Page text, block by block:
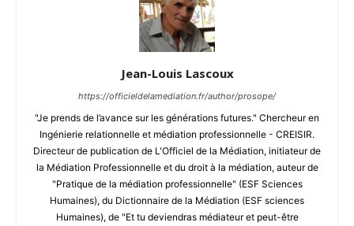
Jean-Louis Lascoux
https://officieldelamediation.fr/author/prosope/
"Je prends de l’avance sur les générations futures." Chercheur en
Ingénierie relationnelle et médiation professionnelle - CREISIR.
Directeur de publication de L'Officiel de la Médiation, initiateur de
la Médiation Professionnelle et du droit à la médiation, auteur de
"Pratique de la médiation professionnelle" (ESF Sciences
Humaines), du Dictionnaire de la Médiation (ESF sciences
Humaines), de "Et tu deviendras médiateur et peut-être